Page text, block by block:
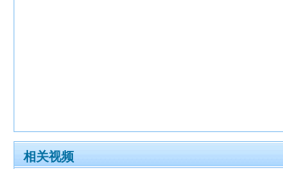
相关视频